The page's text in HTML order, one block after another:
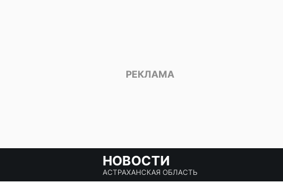
НОВОСТИ
АСТРАХАНСКАЯ ОБЛАСТЬ